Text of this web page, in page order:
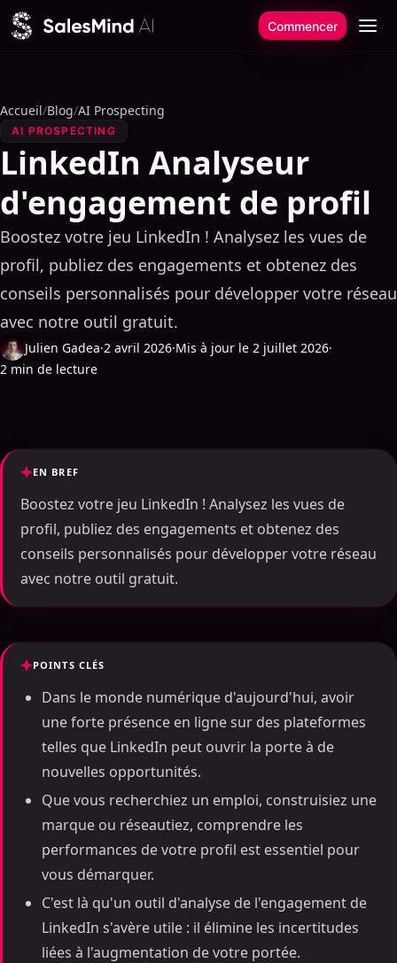
Aller au contenu
Commencer
Accueil/Blog/AI Prospecting
AI PROSPECTING
LinkedIn Analyseur
d'engagement de profil
Boostez votre jeu LinkedIn ! Analysez les vues de
profil, publiez des engagements et obtenez des
conseils personnalisés pour développer votre réseau
avec notre outil gratuit.
Julien Gadea·2 avril 2026·Mis à jour le 2 juillet 2026·
2 min de lecture
EN BREF
Boostez votre jeu LinkedIn ! Analysez les vues de
profil, publiez des engagements et obtenez des
conseils personnalisés pour développer votre réseau
avec notre outil gratuit.
POINTS CLÉS
Dans le monde numérique d'aujourd'hui, avoir
une forte présence en ligne sur des plateformes
telles que LinkedIn peut ouvrir la porte à de
nouvelles opportunités.
Que vous recherchiez un emploi, construisiez une
marque ou réseautiez, comprendre les
performances de votre profil est essentiel pour
vous démarquer.
C'est là qu'un outil d'analyse de l'engagement de
LinkedIn s'avère utile : il élimine les incertitudes
liées à l'augmentation de votre portée.